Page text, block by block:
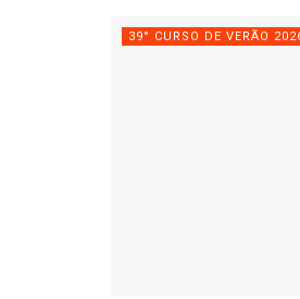
39° CURSO DE VERÃO